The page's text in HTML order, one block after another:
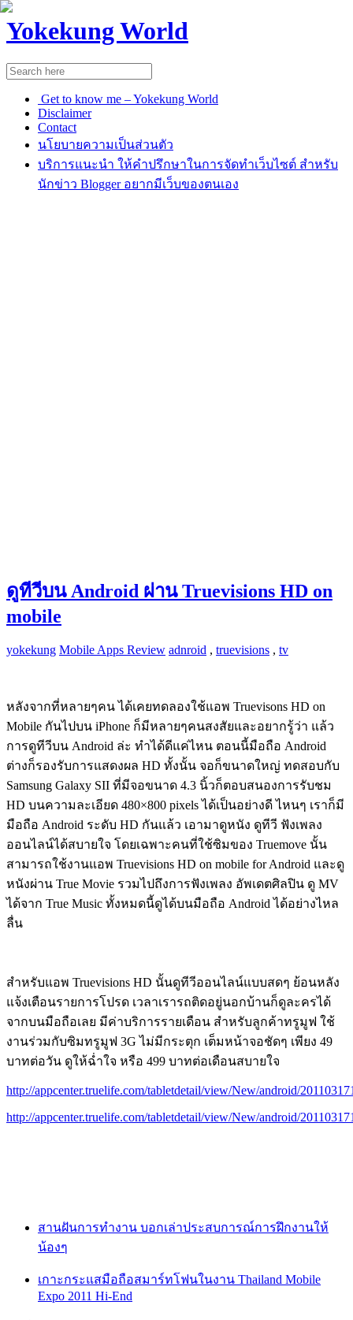
Yokekung World
Get to know me – Yokekung World
Disclaimer
Contact
นโยบายความเป็นส่วนตัว
บริการแนะนำ ให้คำปรึกษาในการจัดทำเว็บไซต์ สำหรับ
นักข่าว Blogger อยากมีเว็บของตนเอง
ดูทีวีบน Android ผ่าน Truevisions HD on
mobile
yokekung Mobile Apps Review adnroid , truevisions , tv
หลังจากที่หลายๆคน ได้เคยทดลองใช้แอพ Truevisons HD on
Mobile กันไปบน iPhone ก็มีหลายๆคนสงสัยและอยากรู้ว่า แล้ว
การดูทีวีบน Android ล่ะ ทำได้ดีแค่ไหน ตอนนี้มือถือ Android
ต่างก็รองรับการแสดงผล HD ทั้งนั้น จอก็ขนาดใหญ่ ทดสอบกับ
Samsung Galaxy SII ที่มีจอขนาด 4.3 นิ้วก็ตอบสนองการรับชม
HD บนความละเอียด 480×800 pixels ได้เป็นอย่างดี ไหนๆ เราก็มี
มือถือ Android ระดับ HD กันแล้ว เอามาดูหนัง ดูทีวี ฟังเพลง
ออนไลน์ได้สบายใจ โดยเฉพาะคนที่ใช้ซิมของ Truemove นั้น
สามารถใช้งานแอพ Truevisions HD on mobile for Android และดู
หนังผ่าน True Movie รวมไปถึงการฟังเพลง อัพเดตศิลปิน ดู MV
ได้จาก True Music ทั้งหมดนี้ดูได้บนมือถือ Android ได้อย่างไหล
ลื่น
สำหรับแอพ Truevisions HD นั้นดูทีวีออนไลน์แบบสดๆ ย้อนหลัง
แจ้งเตือนรายการโปรด เวลาเรารถติดอยู่นอกบ้านก็ดูละครได้
จากบนมือถือเลย มีค่าบริการรายเดือน สำหรับลูกค้าทรูมูฟ ใช้
งานร่วมกับซิมทรูมูฟ 3G ไม่มีกระตุก เต็มหน้าจอชัดๆ เพียง 49
บาทต่อวัน ดูให้ฉ่ำใจ หรือ 499 บาทต่อเดือนสบายใจ
http://appcenter.truelife.com/tabletdetail/view/New/android/
http://appcenter.truelife.com/tabletdetail/view/New/android/
สานฝันการทำงาน บอกเล่าประสบการณ์การฝึกงานให้
น้องๆ
เกาะกระแสมือถือสมาร์ทโฟนในงาน Thailand Mobile
Expo 2011 Hi-End